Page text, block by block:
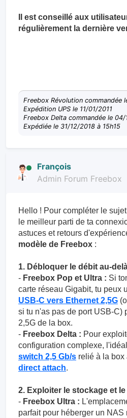
Il est conseillé aux
régulièrement la dernière
Freebox Révolution commandée
Expédition UPS le 11/01/2011
Freebox Delta commandée le
Expédiée le 31/12/2018 à 15h15
François
Admin Forum Freebox
Hello ! Pour compléter le
le meilleur parti de ta
astuces et retours
modèle de Freebox :
1. Débloquer le débit au-
- Freebox Pop et Ultra : Si
carte réseau Gigabit, tu peux
USB-C vers Ethernet 2,5G
si tu n'as pas de port USB-C)
2,5G de la box.
- Freebox Delta : Pour
configuration complexe,
switch 2,5 Gb/s relié à la box
direct attach.
2. Exploiter le stockage et
- Freebox Ultra :
parfait pour héberger un NAS